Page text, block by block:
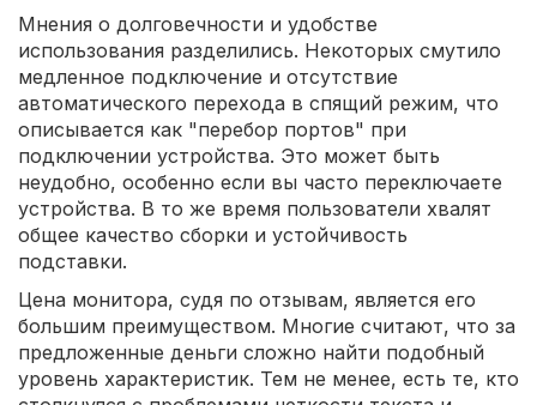
Мнения о долговечности и удобстве
использования разделились. Некоторых смутило
медленное подключение и отсутствие
автоматического перехода в спящий режим, что
описывается как "перебор портов" при
подключении устройства. Это может быть
неудобно, особенно если вы часто переключаете
устройства. В то же время пользователи хвалят
общее качество сборки и устойчивость
подставки.
Цена монитора, судя по отзывам, является его
большим преимуществом. Многие считают, что за
предложенные деньги сложно найти подобный
уровень характеристик. Тем не менее, есть те, кто